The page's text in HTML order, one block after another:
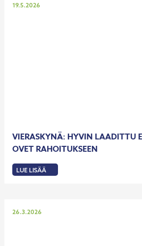
VIERASKYNÄ: HYVIN LAADITTU
OVET RAHOITUKSEEN
Julkaistu
19.5.2026
LUE LISÄÄ
:
VIERASKYNÄ:
RAHOITUKSEEN
Julkaistu
26.3.2026